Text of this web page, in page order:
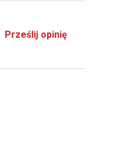
Prześlij opinię